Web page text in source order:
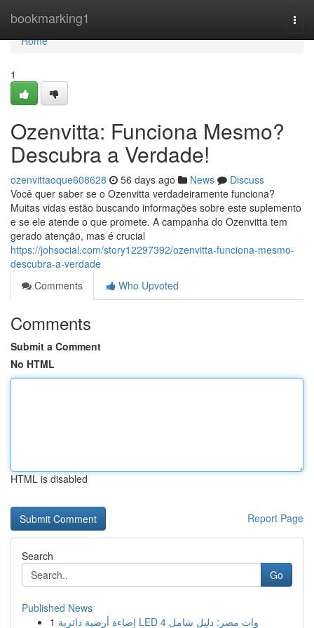
bookmarking1
Home
Home
1
Ozenvitta: Funciona Mesmo?
Descubra a Verdade!
ozenvittaoque608628 56 days ago News
Discuss
Você quer saber se o Ozenvitta verdadeiramente funciona?
Muitas vidas estão buscando informações sobre este suplemento
e se ele atende o que promete. A campanha do Ozenvitta tem
gerado atenção, mas é crucial
https://johsocial.com/story12297392/ozenvitta-funciona-mesmo-
descubra-a-verdade
Comments
Who Upvoted
Comments
Submit a Comment
No HTML
HTML is disabled
Report Page
Search
Go
Published News
1
إضاءة أرضية دائرية LED 4 وات مصر: دليل شامل